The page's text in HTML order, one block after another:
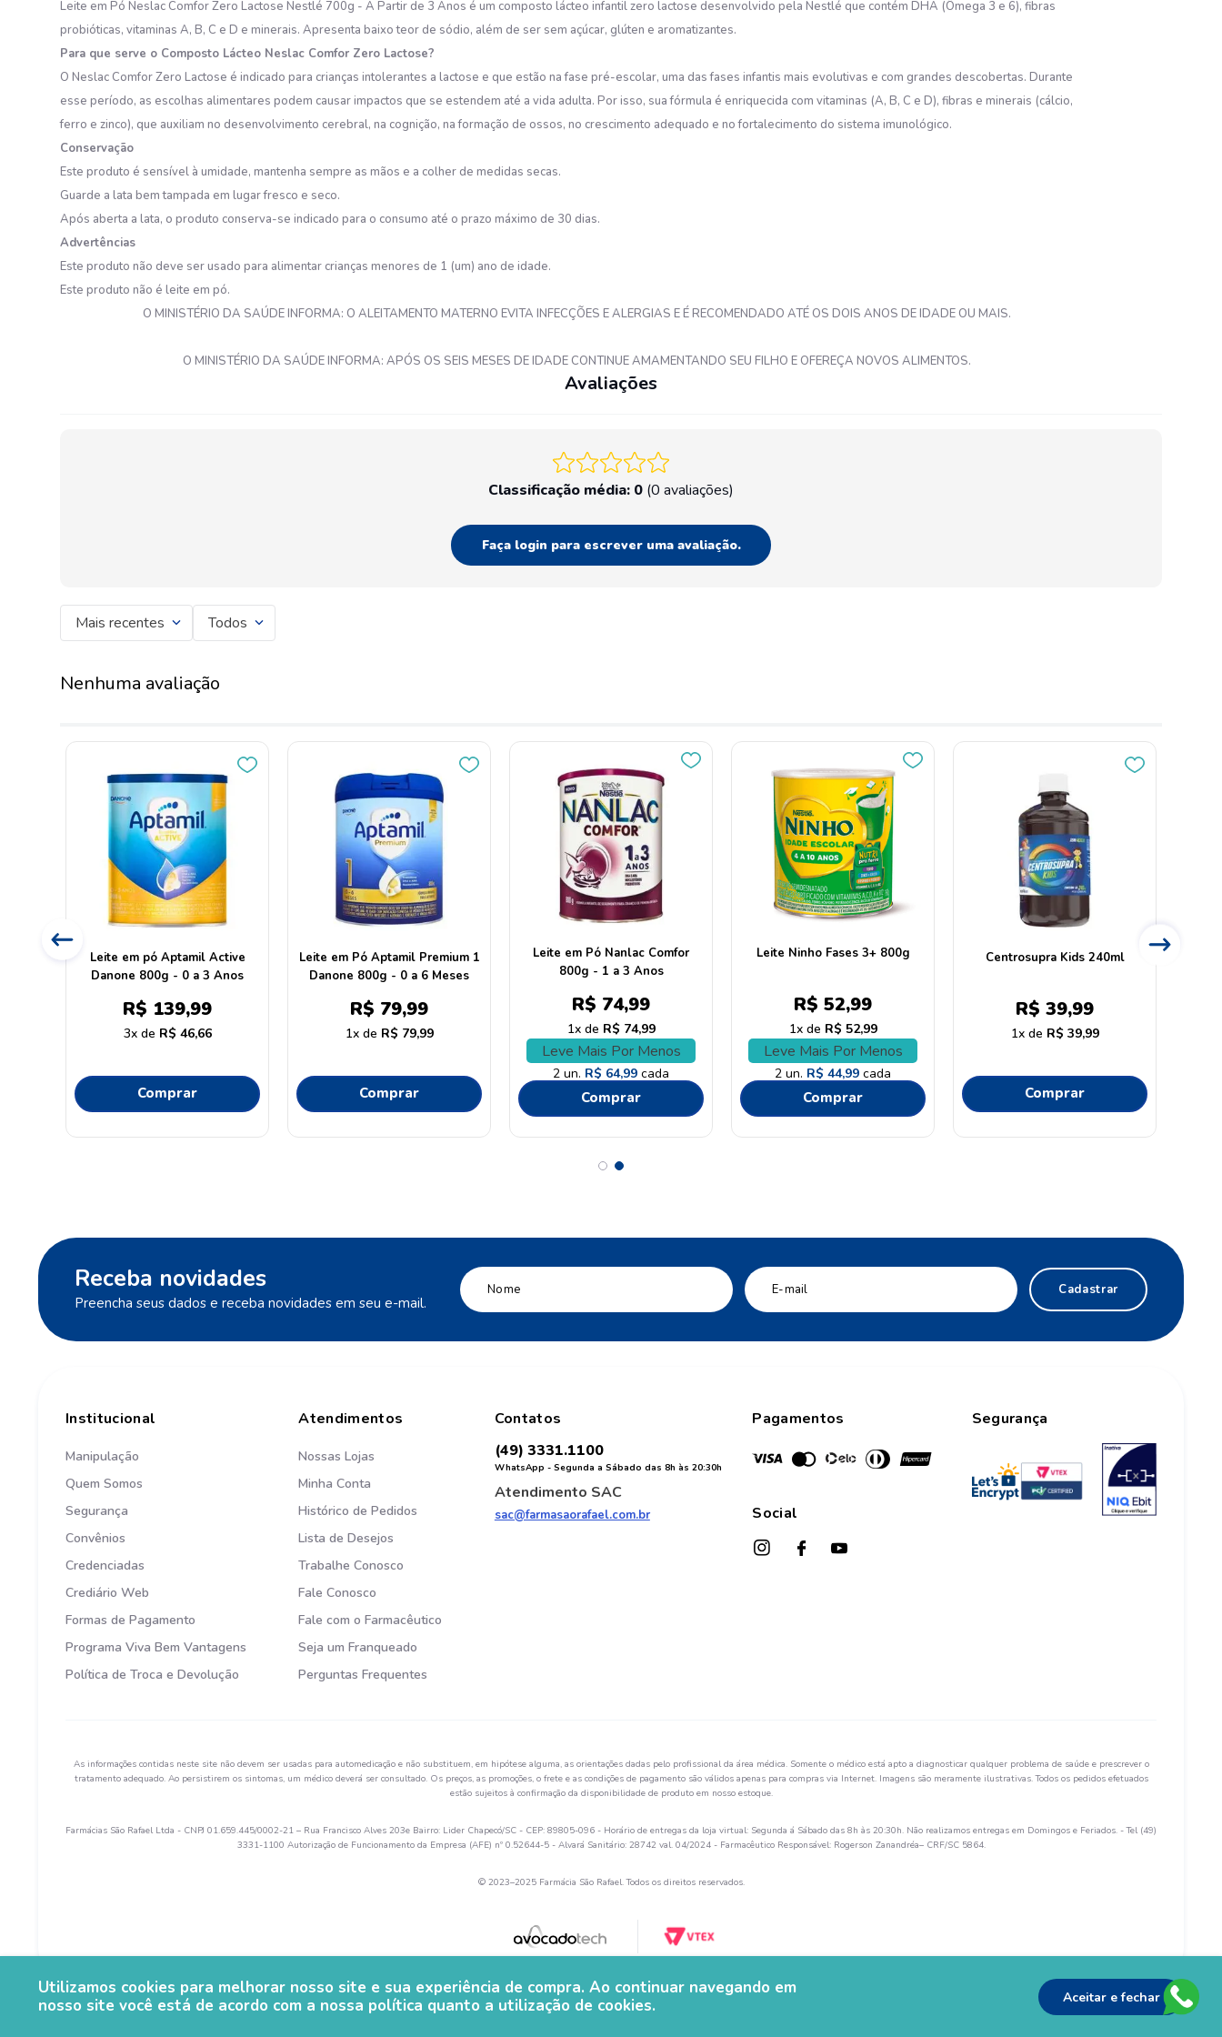
Utilizamos cookies para melhorar nosso site e sua experiência de compra. Ao continuar navegando em
nosso site você está de acordo com a nossa política quanto a utilização de cookies.
Aceitar e fechar
Leite em Pó Neslac Comfor Zero Lactose Nestlé 700g - A Partir de 3 Anos é um composto lácteo infantil zero lactose desenvolvido pela Nestlé que contém DHA (Ômega 3 e 6), fibras
probióticas, vitaminas A, B, C e D e minerais. Apresenta baixo teor de sódio, além de ser sem açúcar, glúten e aromatizantes.
Para que serve o Composto Lácteo Neslac Comfor Zero Lactose?
O Neslac Comfor Zero Lactose é indicado para crianças intolerantes a lactose e que estão na fase pré-escolar, uma das fases infantis mais evolutivas e com grandes descobertas. Durante
esse período, as escolhas alimentares podem causar impactos que se estendem até a vida adulta. Por isso, sua fórmula é enriquecida com vitaminas (A, B, C e D), fibras e minerais (cálcio,
ferro e zinco), que auxiliam no desenvolvimento cerebral, na cognição, na formação de ossos, no crescimento adequado e no fortalecimento do sistema imunológico.
Conservação
Este produto é sensível à umidade, mantenha sempre as mãos e a colher de medidas secas.
Guarde a lata bem tampada em lugar fresco e seco.
Após aberta a lata, o produto conserva-se indicado para o consumo até o prazo máximo de 30 dias.
Advertências
Este produto não deve ser usado para alimentar crianças menores de 1 (um) ano de idade.
Este produto não é leite em pó.
O MINISTÉRIO DA SAÚDE INFORMA: O ALEITAMENTO MATERNO EVITA INFECÇÕES E ALERGIAS E É RECOMENDADO ATÉ OS DOIS ANOS DE IDADE OU MAIS.
O MINISTÉRIO DA SAÚDE INFORMA: APÓS OS SEIS MESES DE IDADE CONTINUE AMAMENTANDO SEU FILHO E OFEREÇA NOVOS ALIMENTOS.
Avaliações
Classificação média: 0 (0 avaliações)
Faça login para escrever uma avaliação.
Mais recentes Todos
Nenhuma avaliação
Leite em pó Aptamil Active
Danone 800g - 0 a 3 Anos
R$ 139,99
3 R$ 46,66
Comprar
Leite em Pó Aptamil Premium 1
Danone 800g - 0 a 6 Meses
R$ 79,99
1 R$ 79,99
Comprar
Leite em Pó Nanlac Comfor
800g - 1 a 3 Anos
R$ 74,99
1 R$ 74,99
Leve Mais Por Menos
2 un. R$ 64,99 cada
Comprar
Leite Ninho Fases 3+ 800g
R$ 52,99
1 R$ 52,99
Leve Mais Por Menos
2 un. R$ 44,99 cada
Comprar
Centrosupra Kids 240ml
R$ 39,99
1 R$ 39,99
Comprar
Receba novidades
Preencha seus dados e receba novidades em seu e-mail.
Cadastrar
Institucional
Manipulação
Quem Somos
Segurança
Convênios
Credenciadas
Crediário Web
Formas de Pagamento
Programa Viva Bem Vantagens
Política de Troca e Devolução
Atendimentos
Nossas Lojas
Minha Conta
Histórico de Pedidos
Lista de Desejos
Trabalhe Conosco
Fale Conosco
Fale com o Farmacêutico
Seja um Franqueado
Perguntas Frequentes
Contatos
(49) 3331.1100
WhatsApp - Segunda a Sábado das 8h às 20:30h
Atendimento SAC
sac@farmasaorafael.com.br
Pagamentos
Social
Segurança
As informações contidas neste site não devem ser usadas para automedicação e não substituem, em hipótese alguma, as orientações dadas pelo profissional da área médica. Somente o médico está apto a diagnosticar qualquer problema de saúde e prescrever o
tratamento adequado. Ao persistirem os sintomas, um médico deverá ser consultado. Os preços, as promoções, o frete e as condições de pagamento são válidos apenas para compras via Internet. Imagens são meramente ilustrativas. Todos os pedidos efetuados
estão sujeitos à confirmação da disponibilidade de produto em nosso estoque.
Farmácias São Rafael Ltda - CNPJ 01.659.445/0002-21 – Rua Francisco Alves 203e Bairro: Lider Chapecó/SC - CEP: 89805-096 - Horário de entregas da loja virtual: Segunda á Sábado das 8h às 20:30h. Não realizamos entregas em Domingos e Feriados. - Tel (49)
3331-1100 Autorização de Funcionamento da Empresa (AFE) nº 0.52644-5 - Alvará Sanitário: 28742 val. 04/2024 - Farmacêutico Responsável: Rogerson Zanandréa– CRF/SC 5864.
© 2023–2025 Farmácia São Rafael. Todos os direitos reservados.